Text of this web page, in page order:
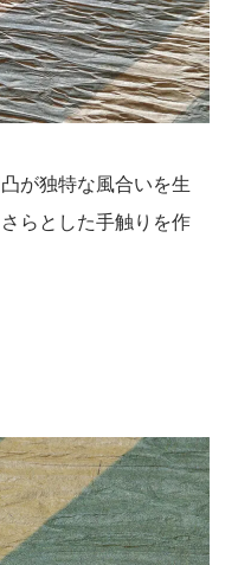
が独特な風合いを生
らとした手触りを作